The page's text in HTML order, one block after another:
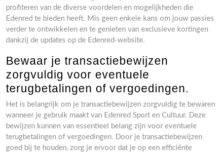
profiteren van de diverse voordelen en mogelijkheden die
Edenred te bieden heeft. Mis geen enkele kans om jouw passies
verder te ontwikkelen en te genieten van exclusieve kortingen
dankzij de updates op de Edenred-website.
Bewaar je transactiebewijzen
zorgvuldig voor eventuele
terugbetalingen of vergoedingen.
Het is belangrijk om je transactiebewijzen zorgvuldig te bewaren
wanneer je gebruik maakt van Edenred Sport en Cultuur. Deze
bewijzen kunnen van essentieel belang zijn voor eventuele
terugbetalingen of vergoedingen. Door je transactiebewijzen
goed bij te houden, zorg je ervoor dat je op een efficiënte